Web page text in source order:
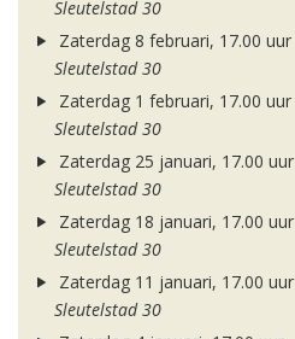
Sleutelstad 30
Zaterdag 8 februari, 17.00 uur
Sleutelstad 30
Zaterdag 1 februari, 17.00 uur
Sleutelstad 30
Zaterdag 25 januari, 17.00 uur
Sleutelstad 30
Zaterdag 18 januari, 17.00 uur
Sleutelstad 30
Zaterdag 11 januari, 17.00 uur
Sleutelstad 30